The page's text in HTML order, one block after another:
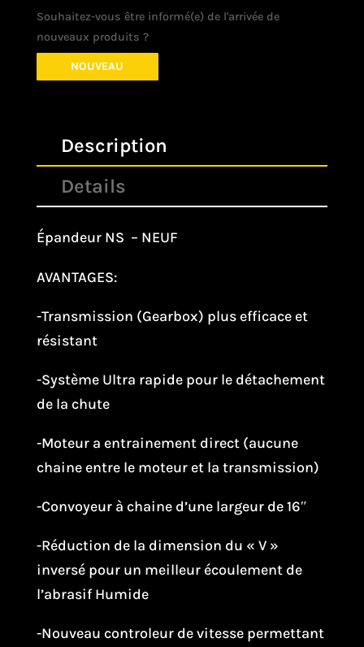
Souhaitez-vous être informé(e) de l'arrivée de
nouveaux produits ?
NOUVEAU
Description
Details
Épandeur NS – NEUF
AVANTAGES:
-Transmission (Gearbox) plus efficace et
résistant
-Système Ultra rapide pour le détachement
de la chute
-Moteur a entrainement direct (aucune
chaine entre le moteur et la transmission)
-Convoyeur à chaine d’une largeur de 16″
-Réduction de la dimension du « V »
inversé pour un meilleur écoulement de
l’abrasif Humide
-Nouveau controleur de vitesse permettant